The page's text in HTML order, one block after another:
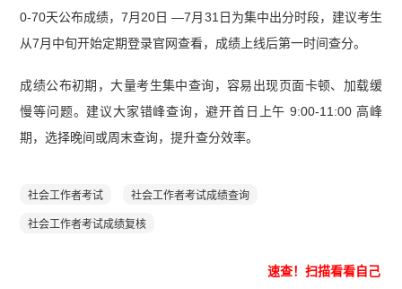
0-70天公布成绩，7月20日 —7月31日为集中出分时段，建议考生
从7月中旬开始定期登录官网查看，成绩上线后第一时间查分。
成绩公布初期，大量考生集中查询，容易出现页面卡顿、加载缓
慢等问题。建议大家错峰查询，避开首日上午 9:00-11:00 高峰
期，选择晚间或周末查询，提升查分效率。
社会工作者考试 社会工作者考试成绩查询
社会工作者考试成绩复核
速查！扫描看看自己